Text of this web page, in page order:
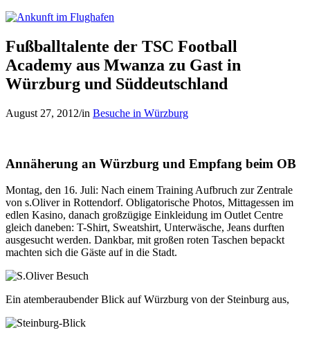
Fußballtalente der TSC Football
Academy aus Mwanza zu Gast in
Würzburg und Süddeutschland
August 27, 2012/in Besuche in Würzburg
Annäherung an Würzburg und Empfang beim OB
Montag, den 16. Juli: Nach einem Training Aufbruch zur Zentrale
von s.Oliver in Rottendorf. Obligatorische Photos, Mittagessen im
edlen Kasino, danach großzügige Einkleidung im Outlet Centre
gleich daneben: T-Shirt, Sweatshirt, Unterwäsche, Jeans durften
ausgesucht werden. Dankbar, mit großen roten Taschen bepackt
machten sich die Gäste auf in die Stadt.
Ein atemberaubender Blick auf Würzburg von der Steinburg aus,